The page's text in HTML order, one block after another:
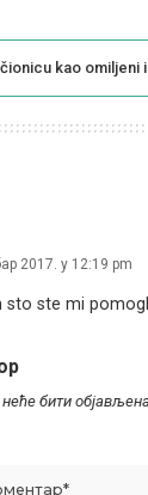
kao omiljeni
2017. у 12:19 pm
sto ste mi
бити